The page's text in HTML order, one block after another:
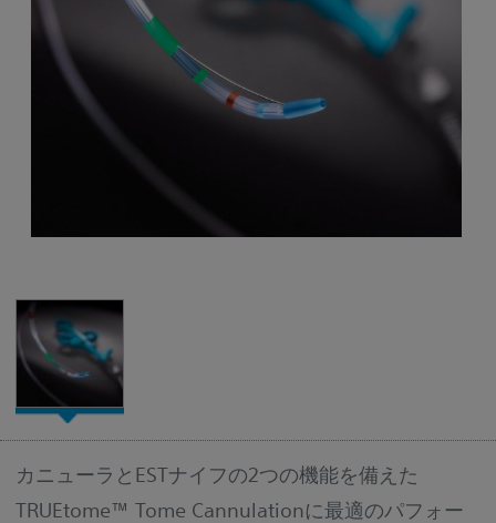
カニューラとESTナイフの2つの機能を備えた
TRUEtome™ Tome Cannulationに最適のパフォー